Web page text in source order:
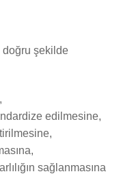
doğru şekilde
edilmesine,
sağlanmasına